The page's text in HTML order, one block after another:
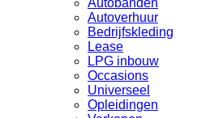
Autobanden
Autoverhuur
Bedrijfskleding
Lease
LPG inbouw
Occasions
Universeel
Opleidingen